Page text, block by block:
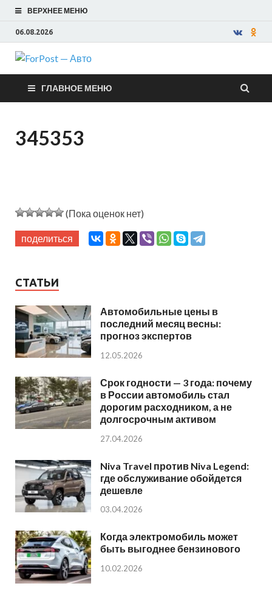
ВЕРХНЕЕ МЕНЮ
06.08.2026
ForPost —
Авто
ГЛАВНОЕ МЕНЮ
345353
(Пока оценок нет)
поделиться
СТАТЬИ
Автомобильные цены в
последний месяц весны:
прогноз экспертов
12.05.2026
Срок годности — 3 года: почему
в России автомобиль стал
дорогим расходником, а не
долгосрочным активом
27.04.2026
Niva Travel против Niva Legend:
где обслуживание обойдется
дешевле
03.04.2026
Когда электромобиль может
быть выгоднее бензинового
10.02.2026